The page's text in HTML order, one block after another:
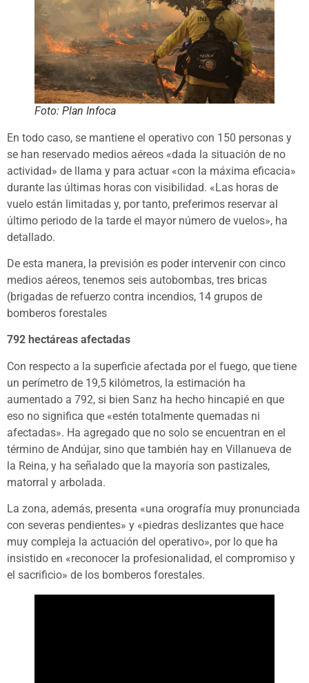
Foto: Plan Infoca
En todo caso, se mantiene el operativo con 150 personas y
se han reservado medios aéreos «dada la situación de no
actividad» de llama y para actuar «con la máxima eficacia»
durante las últimas horas con visibilidad. «Las horas de
vuelo están limitadas y, por tanto, preferimos reservar al
último periodo de la tarde el mayor número de vuelos», ha
detallado.
De esta manera, la previsión es poder intervenir con cinco
medios aéreos, tenemos seis autobombas, tres bricas
(brigadas de refuerzo contra incendios, 14 grupos de
bomberos forestales
792 hectáreas afectadas
Con respecto a la superficie afectada por el fuego, que tiene
un perímetro de 19,5 kilómetros, la estimación ha
aumentado a 792, si bien Sanz ha hecho hincapié en que
eso no significa que «estén totalmente quemadas ni
afectadas». Ha agregado que no solo se encuentran en el
término de Andújar, sino que también hay en Villanueva de
la Reina, y ha señalado que la mayoría son pastizales,
matorral y arbolada.
La zona, además, presenta «una orografía muy pronunciada
con severas pendientes» y «piedras deslizantes que hace
muy compleja la actuación del operativo», por lo que ha
insistido en «reconocer la profesionalidad, el compromiso y
el sacrificio» de los bomberos forestales.